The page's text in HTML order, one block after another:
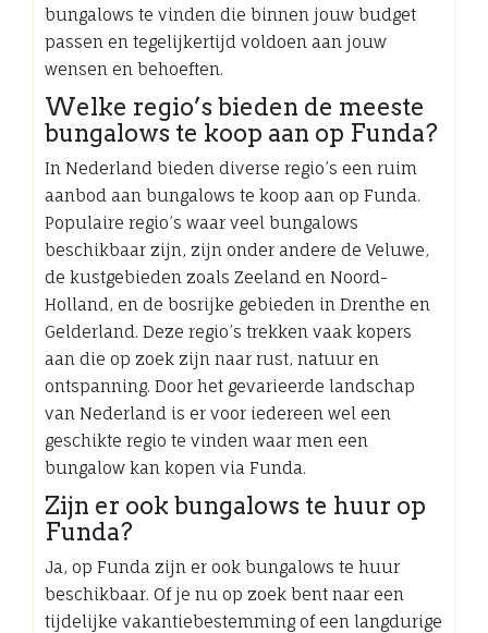
bungalows te vinden die binnen jouw budget
passen en tegelijkertijd voldoen aan jouw
wensen en behoeften.
Welke regio’s bieden de meeste
bungalows te koop aan op Funda?
In Nederland bieden diverse regio’s een ruim
aanbod aan bungalows te koop aan op Funda.
Populaire regio’s waar veel bungalows
beschikbaar zijn, zijn onder andere de Veluwe,
de kustgebieden zoals Zeeland en Noord-
Holland, en de bosrijke gebieden in Drenthe en
Gelderland. Deze regio’s trekken vaak kopers
aan die op zoek zijn naar rust, natuur en
ontspanning. Door het gevarieerde landschap
van Nederland is er voor iedereen wel een
geschikte regio te vinden waar men een
bungalow kan kopen via Funda.
Zijn er ook bungalows te huur op
Funda?
Ja, op Funda zijn er ook bungalows te huur
beschikbaar. Of je nu op zoek bent naar een
tijdelijke vakantiebestemming of een langdurige